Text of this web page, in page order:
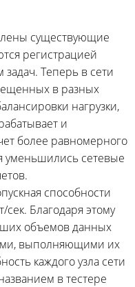
существующие
регистрацией
Теперь в сети
в разных
нагрузки,
и
более равномерного
уменьшились сетевые
способности
сек. Благодаря этому
объемов данных
выполняющими их
каждого узла сети
в тестере